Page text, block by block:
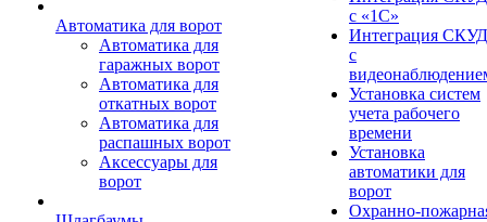
Автоматика для ворот
Автоматика для
гаражных ворот
Автоматика для
откатных ворот
Автоматика для
распашных ворот
Аксессуары для
ворот
с «1С»
Интеграция СКУД
с
Установка систем
учета рабочего
времени
Установка
автоматики для
ворот
Охранно-